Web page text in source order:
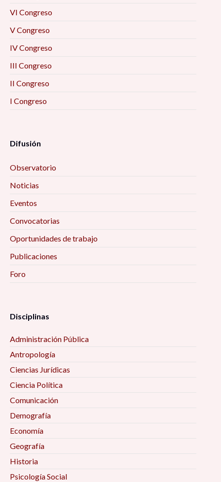
VI Congreso
V Congreso
IV Congreso
III Congreso
II Congreso
I Congreso
Difusión
Observatorio
Noticias
Eventos
Convocatorias
Oportunidades de trabajo
Publicaciones
Foro
Disciplinas
Administración Pública
Antropología
Ciencias Jurídicas
Ciencia Política
Comunicación
Demografía
Economía
Geografía
Historia
Psicología Social